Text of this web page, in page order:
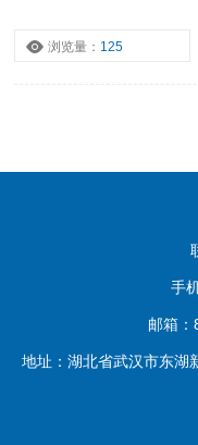
浏览量： 125
手
邮箱
地址：湖北省武汉市东湖